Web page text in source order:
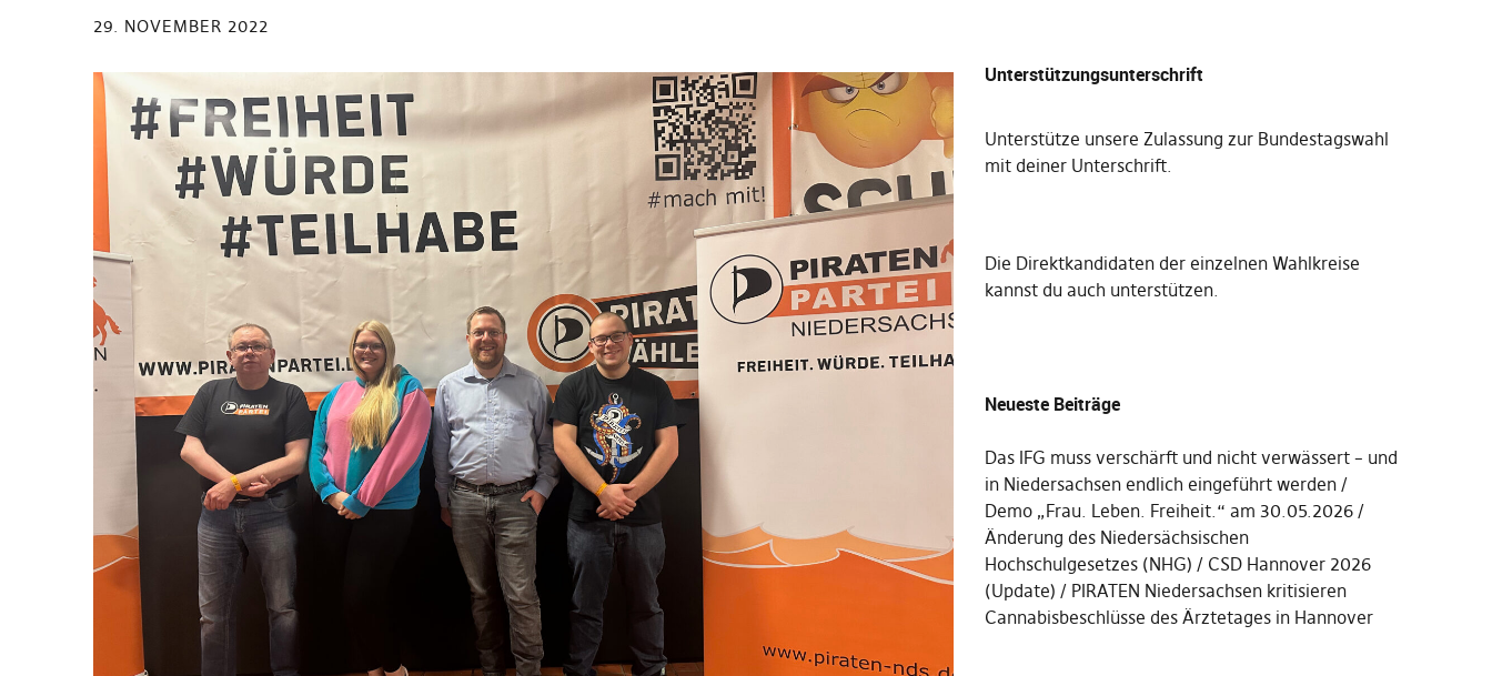
29. NOVEMBER 2022
Unterstützungsunterschrift
Unterstütze unsere Zulassung zur Bundestagswahl
mit deiner Unterschrift.
Die Direktkandidaten der einzelnen Wahlkreise
kannst du auch unterstützen.
Neueste Beiträge
Das IFG muss verschärft und nicht verwässert – und
in Niedersachsen endlich eingeführt werden
Demo „Frau. Leben. Freiheit.“ am 30.05.2026
Änderung des Niedersächsischen
Hochschulgesetzes (NHG)
CSD Hannover 2026
(Update)
PIRATEN Niedersachsen kritisieren
Cannabisbeschlüsse des Ärztetages in Hannover